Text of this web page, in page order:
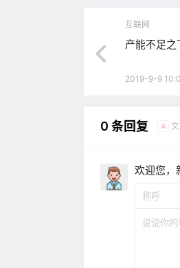
互联网
产能不足之
2019-9-9
0 条回复 A
欢迎您，